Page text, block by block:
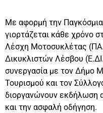
Με αφορμή την
γιορτάζεται κάθε χρόνο
Λέσχη Μοτοσυκλέτας
Δικυκλιστών Λέσβου
συνεργασία με τον Δήμο
Τουρισμού και τον
διοργανώνουν εκδήλωση
και την ασφαλή οδήγηση.